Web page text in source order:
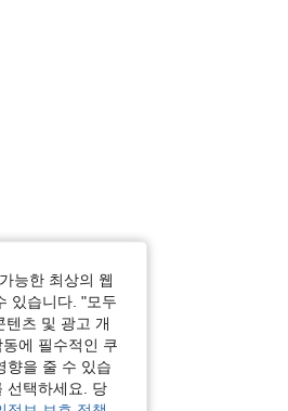
능한 최상의 웹
있습니다. "모두
츠 및 광고 개
에 필수적인 쿠
향을 줄 수 있습
선택하세요. 당